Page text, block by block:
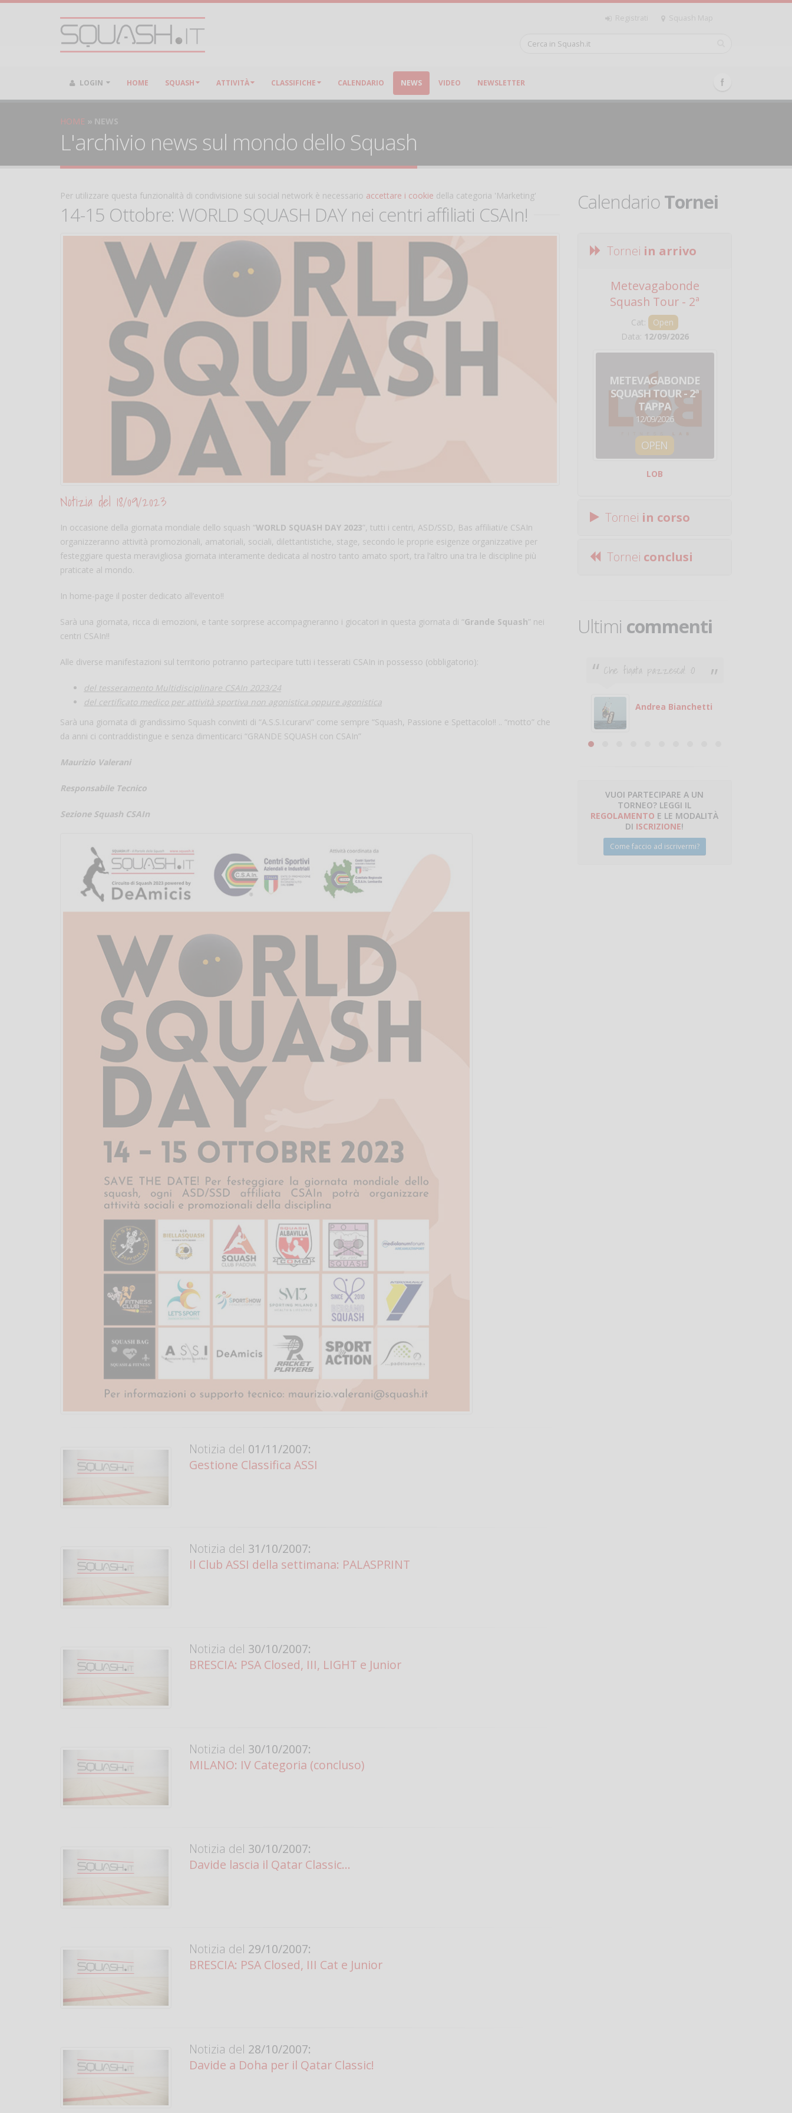
Registrati Squash Map
LOGIN HOME SQUASH ATTIVITÀ CLASSIFICHE CALENDARIO NEWS VIDEO NEWSLETTER
HOME NEWS
L'archivio news sul mondo dello Squash
Per utilizzare questa funzionalità di condivisione sui social network è necessario accettare i cookie della categoria 'Marketing'
14-15 Ottobre: WORLD SQUASH DAY nei centri affiliati CSAIn!
Notizia del 18/09/2023
In occasione della giornata mondiale dello squash “WORLD SQUASH DAY 2023”, tutti i centri, ASD/SSD, Bas affiliati/e CSAIn
organizzeranno attività promozionali, amatoriali, sociali, dilettantistiche, stage, secondo le proprie esigenze organizzative per
festeggiare questa meravigliosa giornata interamente dedicata al nostro tanto amato sport, tra l’altro una tra le discipline più
praticate al mondo.
In home-page il poster dedicato all’evento!!
Sarà una giornata, ricca di emozioni, e tante sorprese accompagneranno i giocatori in questa giornata di “Grande Squash” nei
centri CSAIn!!
Alle diverse manifestazioni sul territorio potranno partecipare tutti i tesserati CSAIn in possesso (obbligatorio):
del tesseramento Multidisciplinare CSAIn 2023/24
del certificato medico per attività sportiva non agonistica oppure agonistica
Sarà una giornata di grandissimo Squash convinti di “A.S.S.I.curarvi” come sempre “Squash, Passione e Spettacolo!! .. “motto” che
da anni ci contraddistingue e senza dimenticarci “GRANDE SQUASH con CSAIn”
Maurizio Valerani
Responsabile Tecnico
Sezione Squash CSAIn
Notizia del 01/11/2007:
Gestione Classifica ASSI
Notizia del 31/10/2007:
Il Club ASSI della settimana: PALASPRINT
Notizia del 30/10/2007:
BRESCIA: PSA Closed, III, LIGHT e Junior
Notizia del 30/10/2007:
MILANO: IV Categoria (concluso)
Notizia del 30/10/2007:
Davide lascia il Qatar Classic...
Notizia del 29/10/2007:
BRESCIA: PSA Closed, III Cat e Junior
Notizia del 28/10/2007:
Davide a Doha per il Qatar Classic!
CalendarioTornei
Tornei in arrivo
Metevagabonde
Squash Tour - 2ª
Tappa
Cat:
Open
Data: 12/09/2026
METEVAGABONDE
SQUASH TOUR - 2ª
TAPPA
12/09/2026
OPEN
LOB
Tornei in corso
Tornei conclusi
Ultimi commenti
Salve,
un mio amico?
Devo chiamare il numero
Che figata pazzesca! :O
Andrea Bianchetti
VUOI PARTECIPARE A UN
TORNEO? LEGGI IL
REGOLAMENTO E LE MODALITÀ
DI ISCRIZIONE!
Come faccio ad iscrivermi?